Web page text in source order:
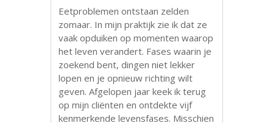
Eetproblemen ontstaan zelden
zomaar. In mijn praktijk zie ik dat ze
vaak opduiken op momenten waarop
het leven verandert. Fases waarin je
zoekend bent, dingen niet lekker
lopen en je opnieuw richting wilt
geven. Afgelopen jaar keek ik terug
op mijn cliënten en ontdekte vijf
kenmerkende levensfases. Misschien